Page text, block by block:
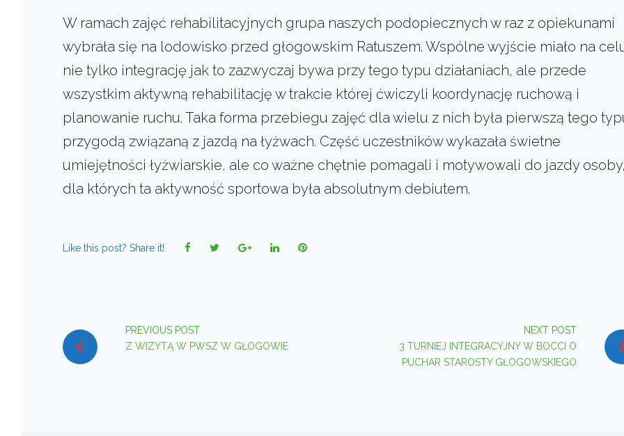
W ramach zajęć rehabilitacyjnych grupa naszych podopiecznych w raz z opiekunami
wybrała się na lodowisko przed głogowskim Ratuszem. Wspólne wyjście miało na
nie tylko integrację jak to zazwyczaj bywa przy tego typu działaniach, ale przede
wszystkim aktywną rehabilitację w trakcie której ćwiczyli koordynację ruchową i
planowanie ruchu. Taka forma przebiegu zajęć dla wielu z nich była pierwszą tego
przygodą związaną z jazdą na łyżwach. Część uczestników wykazała świetne
umiejętności łyżwiarskie, ale co ważne chętnie pomagali i motywowali do jazdy
dla których ta aktywność sportowa była absolutnym debiutem.
Like this post? Share it! FacebookTwitterGoogle+LinkedInPinterest
NAWIGACJA
WPISU
PREVIOUS POST
Z WIZYTĄ W PWSZ W GŁOGOWIE
NEXT POST
3 TURNIEJ INTEGRACYJNY W BOCCI O
PUCHAR STAROSTY GŁOGOWSKIEGO